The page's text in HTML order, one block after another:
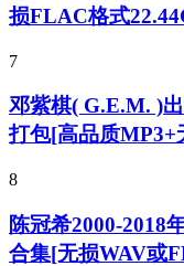
损FLAC格式
7
邓紫棋( G.E.M. )
打包[高品质
8
陈冠希2000-2018
合集[无损WAV或